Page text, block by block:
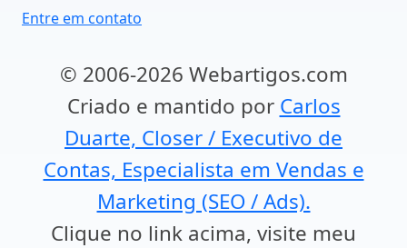
Entre em contato
© 2006-2026 Webartigos.com
Criado e mantido por Carlos
Duarte, Closer / Executivo de
Contas, Especialista em Vendas e
Marketing (SEO / Ads).
Clique no link acima, visite meu